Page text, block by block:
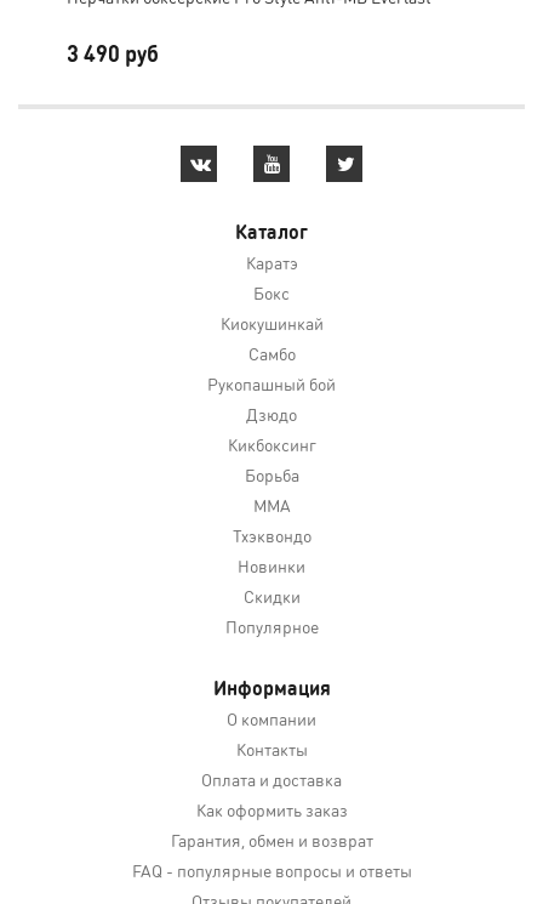
3 490 руб
Каталог
Каратэ
Бокс
Киокушинкай
Самбо
Рукопашный бой
Дзюдо
Кикбоксинг
Борьба
MMA
Тхэквондо
Новинки
Скидки
Популярное
Информация
О компании
Контакты
Оплата и доставка
Как оформить заказ
Гарантия, обмен и возврат
FAQ - популярные вопросы и ответы